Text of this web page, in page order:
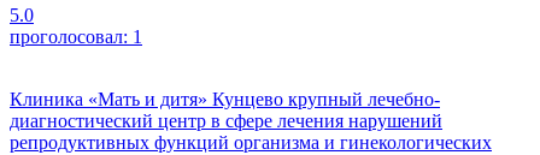
5.0
проголосовал: 1
Клиника «Мать и дитя» Кунцево крупный лечебно-
диагностический центр в сфере лечения нарушений
репродуктивных функций организма и гинекологических